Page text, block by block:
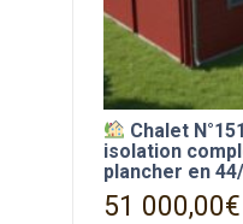
Chalet
isolation
plancher en
51 000,00€